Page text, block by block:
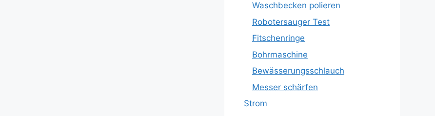
Waschbecken polieren
Robotersauger Test
Fitschenringe
Bohrmaschine
Bewässerungsschlauch
Messer schärfen
Strom